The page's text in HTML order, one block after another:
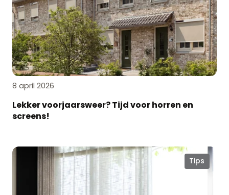
8 april 2026
Lekker voorjaarsweer? Tijd voor horren en
screens!
Tips
Voorjaar